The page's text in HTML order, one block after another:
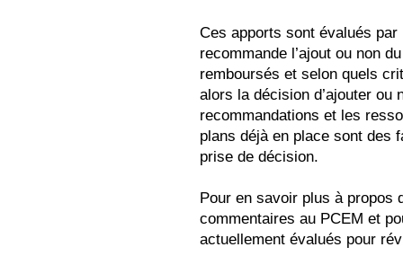
Ces apports sont évalués
recommande l’ajout ou non
remboursés et selon quels
alors la décision d’ajouter
recommandations et les
plans déjà en place sont des
prise de décision.
Pour en savoir plus à propos
commentaires au PCEM et
actuellement évalués pour